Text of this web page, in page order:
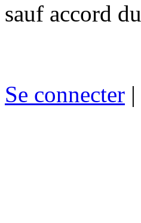
sauf accord
Se connecter |